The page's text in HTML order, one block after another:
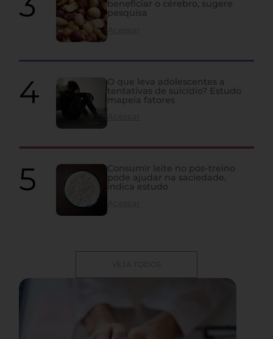
beneficiar o cérebro, sugere
pesquisa
O que leva adolescentes a
tentativas de suicídio? Estudo
mapeia fatores
Consumir leite no pós-treino
pode ajudar na saciedade,
indica estudo
VEJA TODOS